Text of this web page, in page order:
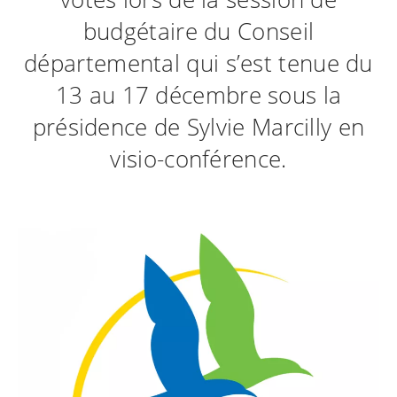
budgétaire du Conseil
départemental qui s’est tenue du
13 au 17 décembre sous la
présidence de Sylvie Marcilly en
visio-conférence.